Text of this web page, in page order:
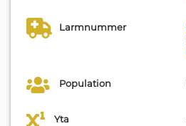
Larmnummer
Population
Yta